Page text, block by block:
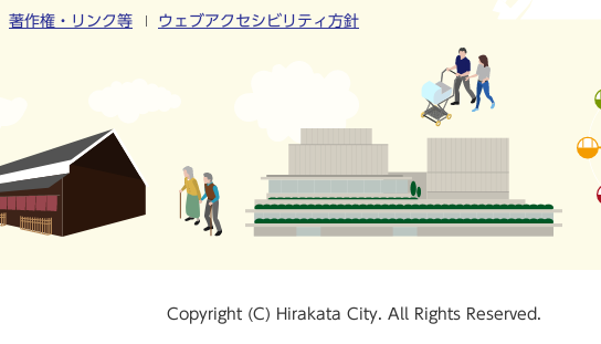
著作権・リンク等 ウェブアクセシビリティ方針
Copyright (C) Hirakata City. All Rights Reserved.